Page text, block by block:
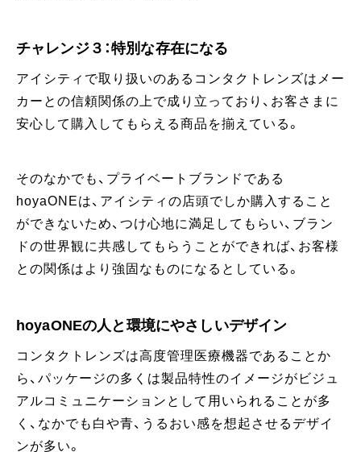
チャレンジ３：特別な存在になる
アイシティで取り扱いのあるコンタクトレンズはメー
カーとの信頼関係の上で成り立っており、お客さまに
安心して購入してもらえる商品を揃えている。
そのなかでも、プライベートブランドである
hoyaONEは、アイシティの店頭でしか購入すること
ができないため、つけ心地に満足してもらい、ブラン
ドの世界観に共感してもらうことができれば、お客様
との関係はより強固なものになるとしている。
hoyaONEの人と環境にやさしいデザイン
コンタクトレンズは高度管理医療機器であることか
ら、パッケージの多くは製品特性のイメージがビジュ
アルコミュニケーションとして用いられることが多
く、なかでも白や青、うるおい感を想起させるデザイ
ンが多い。